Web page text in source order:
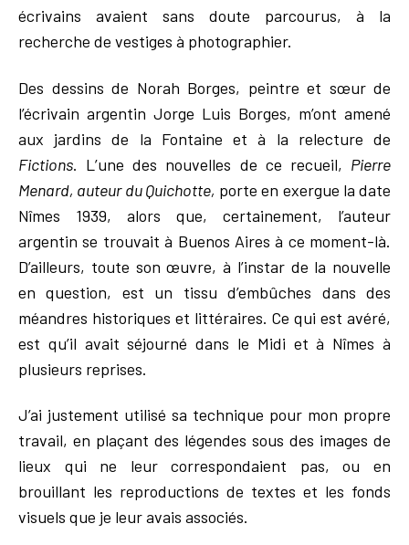
écrivains avaient sans doute parcourus, à la
recherche de vestiges à photographier.
Des dessins de Norah Borges, peintre et sœur de
l’écrivain argentin Jorge Luis Borges, m’ont amené
aux jardins de la Fontaine et à la relecture de
Fictions. L’une des nouvelles de ce recueil, Pierre
Menard, auteur du Quichotte, porte en exergue la date
Nîmes 1939, alors que, certainement, l’auteur
argentin se trouvait à Buenos Aires à ce moment-là.
D’ailleurs, toute son œuvre, à l’instar de la nouvelle
en question, est un tissu d’embûches dans des
méandres historiques et littéraires. Ce qui est avéré,
est qu’il avait séjourné dans le Midi et à Nîmes à
plusieurs reprises.
J’ai justement utilisé sa technique pour mon propre
travail, en plaçant des légendes sous des images de
lieux qui ne leur correspondaient pas, ou en
brouillant les reproductions de textes et les fonds
visuels que je leur avais associés.